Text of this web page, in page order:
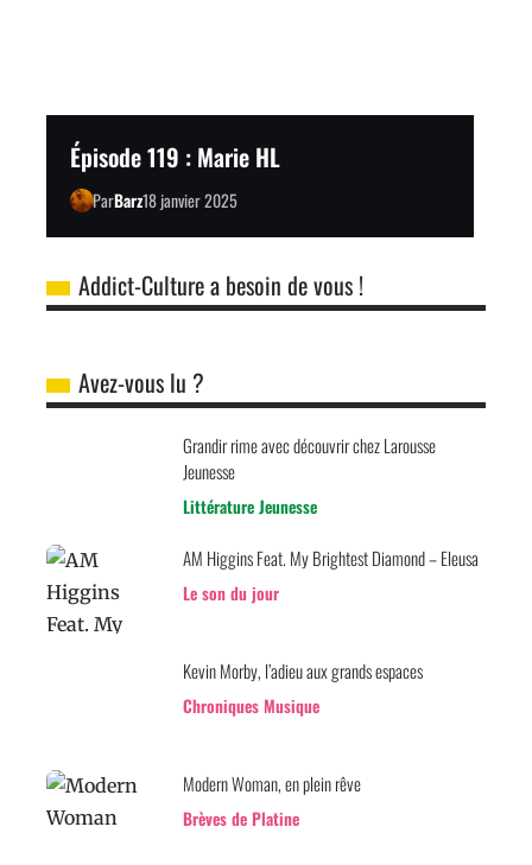
Épisode 119 : Marie HL
ParBarz18 janvier 2025
Addict-Culture a besoin de vous !
Avez-vous lu ?
Grandir rime avec découvrir chez Larousse
Jeunesse
Littérature Jeunesse
AM Higgins Feat. My Brightest Diamond – Eleusa
Le son du jour
Kevin Morby, l’adieu aux grands espaces
Chroniques Musique
Modern Woman, en plein rêve
Brèves de Platine